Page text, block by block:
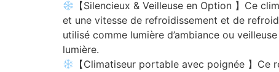
【Silencieux & Veilleuse en Option 】Ce
et une vitesse de refroidissement et de
utilisé comme lumière d’ambiance ou
lumière.
【Climatiseur portable avec poignée 】